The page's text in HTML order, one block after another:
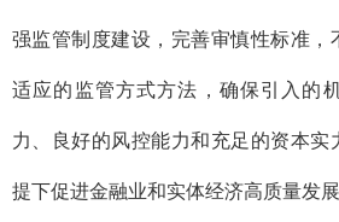
强监管制度建设，完善审慎性标准，
适应的监管方式方法，确保引入的
力、良好的风控能力和充足的资本实
提下促进金融业和实体经济高质量发展